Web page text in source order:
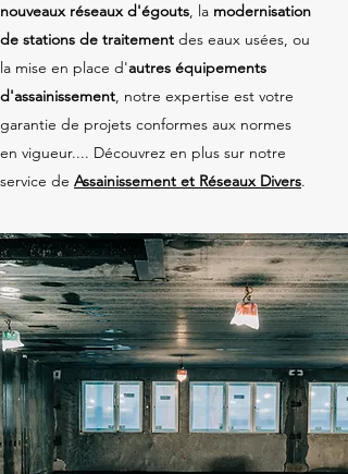
nouveaux réseaux d'égouts, la modernisation
de stations de traitement des eaux usées, ou
la mise en place d'autres équipements
d'assainissement, notre expertise est votre
garantie de projets conformes aux normes
en vigueur.... Découvrez en plus sur notre
service de Assainissement et Réseaux Divers.